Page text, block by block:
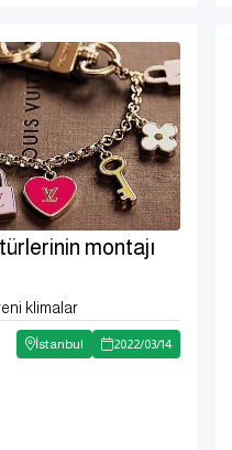
montajı
klimalar
İstanbul 2022/03/14